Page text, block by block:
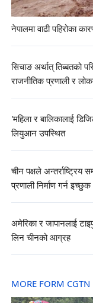
नेपालमा वाढी पहिरोका
सिचाङ अर्थात् तिब्बतको
राजनीतिक प्रणाली र
'महिला र बालिकालाई
लियुआन उपस्थित
चीन पक्षले अन्तर्राष्ट्रिय
प्रणाली निर्माण गर्न इच्छुक
अमेरिका र जापानलाई
लिन चीनको आग्रह
MORE FORM CGTN